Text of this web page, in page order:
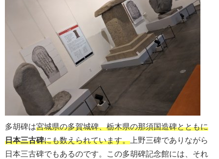
多胡碑は宮城県の多賀城碑、栃木県の那須国造碑とともに
日本三古碑にも数えられています。 上野三碑でありながら
日本三古碑でもあるのです。この多胡碑記念館には、それ